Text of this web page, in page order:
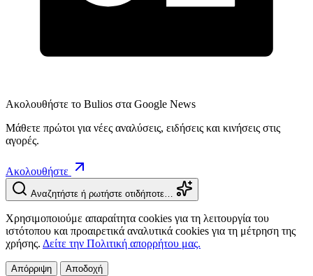
Ακολουθήστε το Bulios στα Google News
Μάθετε πρώτοι για νέες αναλύσεις, ειδήσεις και κινήσεις στις
αγορές.
Ακολουθήστε
Αναζητήστε ή ρωτήστε οτιδήποτε…
Χρησιμοποιούμε απαραίτητα cookies για τη λειτουργία του
ιστότοπου και προαιρετικά αναλυτικά cookies για τη μέτρηση της
χρήσης. Δείτε την Πολιτική απορρήτου μας.
Απόρριψη Αποδοχή